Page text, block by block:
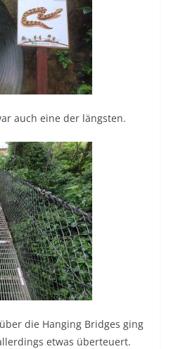
auch eine der längsten.
die Hanging Bridges ging
etwas überteuert.